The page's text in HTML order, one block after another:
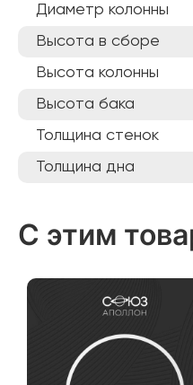
Диаметр колонны
Высота в сборе
Высота колонны
Высота бака
Толщина стенок
Толщина дна
С этим